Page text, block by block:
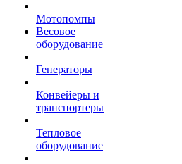
Мотопомпы
Весовое
оборудование
Генераторы
Конвейеры и
транспортеры
Тепловое
оборудование